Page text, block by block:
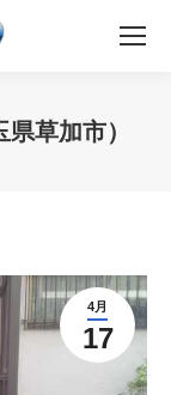
草加市）
4月
17